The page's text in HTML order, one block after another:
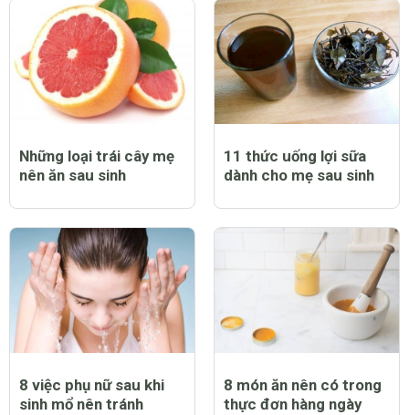
CHỦ ĐỀ LIÊN QUAN
Những loại trái cây mẹ
nên ăn sau sinh
11 thức uống lợi sữa
dành cho mẹ sau sinh